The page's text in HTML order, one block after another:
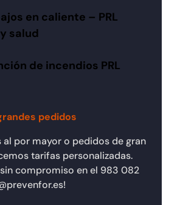
en caliente – PRL
salud
de incendios PRL
pedidos
al por mayor o pedidos de gran
tarifas personalizadas.
sin compromiso en el 983 082